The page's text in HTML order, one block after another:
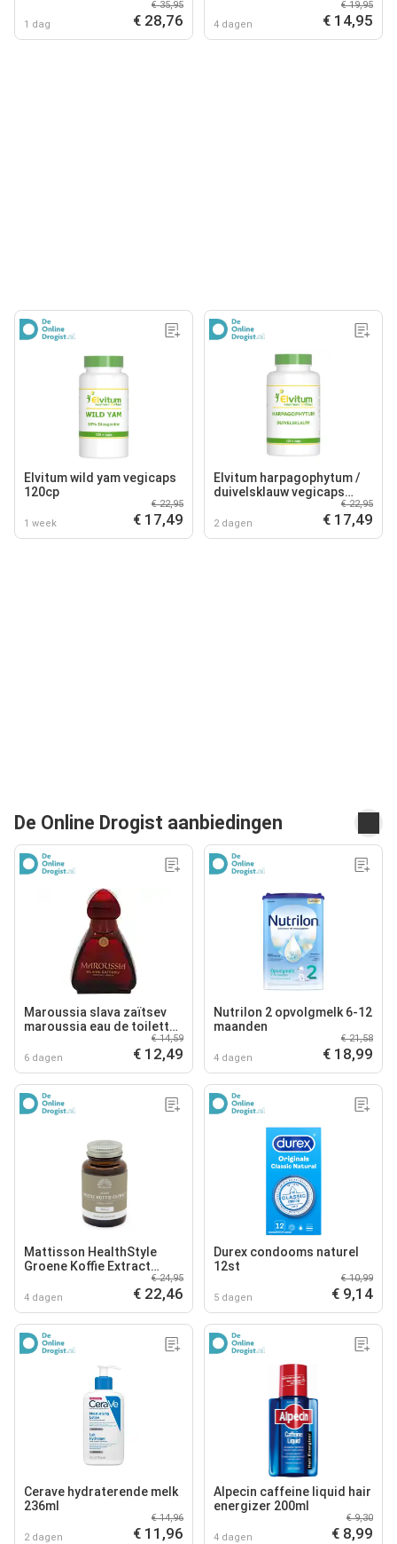
1 dag
€ 35,95
€ 28,76 4 dagen
€ 19,95
€ 14,95
Elvitum wild yam vegicaps
120cp
1 week
€ 22,95
€ 17,49
Elvitum harpagophytum /
duivelsklauw vegicaps
2 dagen
€ 22,95
€ 17,49
De Online Drogist aanbiedingen
Maroussia slava zaïtsev
maroussia eau de toilette
6 dagen
€ 14,59
€ 12,49
Nutrilon 2 opvolgmelk 6-12
maanden
4 dagen
€ 21,58
€ 18,99
Mattisson HealthStyle
Groene Koffie Extract
4 dagen
€ 24,95
€ 22,46
Durex condooms naturel
12st
5 dagen
€ 10,99
€ 9,14
Cerave hydraterende melk
236ml
2 dagen
€ 14,96
€ 11,96
Alpecin caffeine liquid hair
energizer 200ml
4 dagen
€ 9,30
€ 8,99